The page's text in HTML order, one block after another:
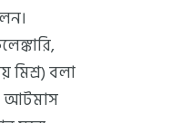
মিশ্র) বলা
আটমাস